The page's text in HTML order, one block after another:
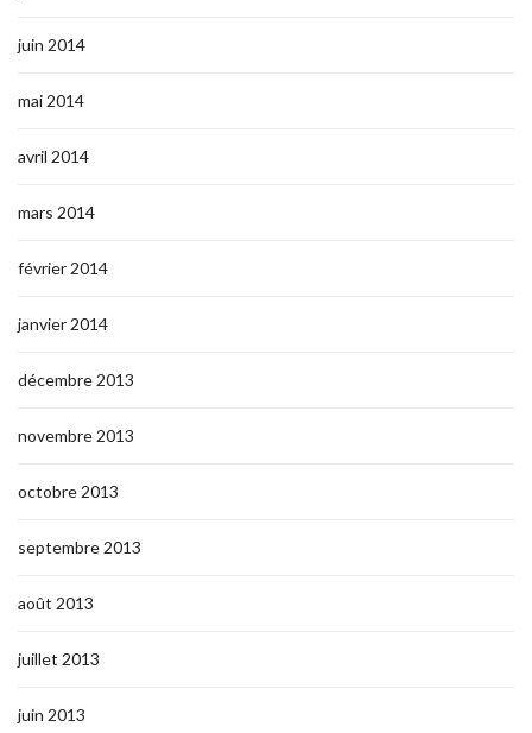
juin 2014
mai 2014
avril 2014
mars 2014
février 2014
janvier 2014
décembre 2013
novembre 2013
octobre 2013
septembre 2013
août 2013
juillet 2013
juin 2013